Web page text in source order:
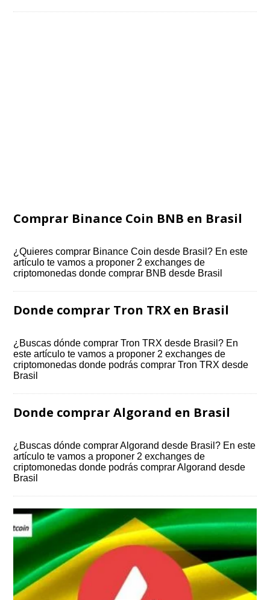
Comprar Binance Coin BNB en Brasil
¿Quieres comprar Binance Coin desde Brasil? En este
artículo te vamos a proponer 2 exchanges de
criptomonedas donde comprar BNB desde Brasil
Donde comprar Tron TRX en Brasil
¿Buscas dónde comprar Tron TRX desde Brasil? En
este artículo te vamos a proponer 2 exchanges de
criptomonedas donde podrás comprar Tron TRX desde
Brasil
Donde comprar Algorand en Brasil
¿Buscas dónde comprar Algorand desde Brasil? En este
artículo te vamos a proponer 2 exchanges de
criptomonedas donde podrás comprar Algorand desde
Brasil